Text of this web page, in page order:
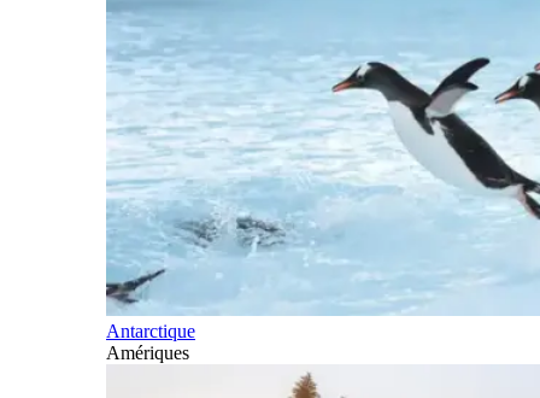
Antarctique
Amériques